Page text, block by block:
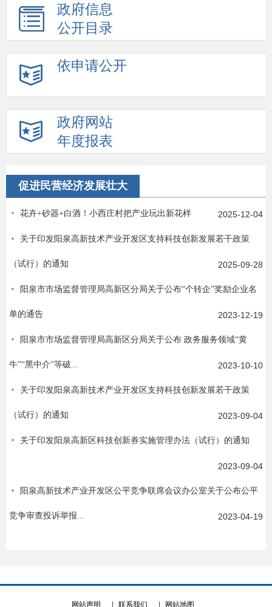
政府信息
公开目录
依申请公开
政府网站
年度报表
促进民营经济发展壮大
花卉+砂器+白酒！小西庄村把产业玩出新花样 2025-12-04
关于印发阳泉高新技术产业开发区支持科技创新发展若干政策
（试行）的通知 2025-09-28
阳泉市市场监督管理局高新区分局关于公布“个转企”奖励企业名
单的通告 2023-12-19
阳泉市市场监督管理局高新区分局关于公布 政务服务领域“黄
牛”“黑中介”等破... 2023-10-10
关于印发阳泉高新技术产业开发区支持科技创新发展若干政策
（试行）的通知 2023-09-04
关于印发阳泉高新区科技创新券实施管理办法（试行）的通知
2023-09-04
阳泉高新技术产业开发区公平竞争联席会议办公室关于公布公平
竞争审查投诉举报... 2023-04-19